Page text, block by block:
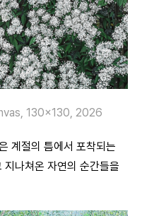
130×130, 2026
계절의 틈에서 포착되는
나쳐온 자연의 순간들을